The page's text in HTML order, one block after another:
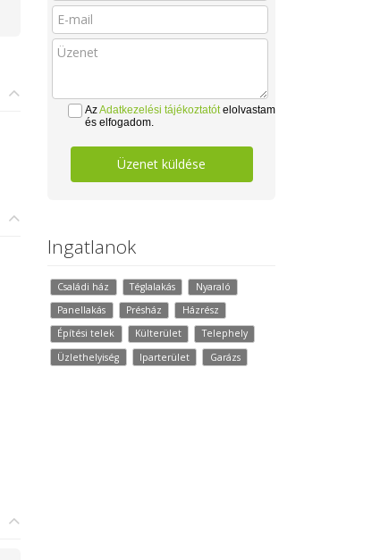
AzAdatkezelési tájékoztatótelolvastam
és elfogadom.
Üzenet küldése
Ingatlanok
Családi ház Téglalakás
Nyaraló
Panellakás
Présház
Házrész
Építési telek
Külterület
Telephely
Üzlethelyiség
Iparterület Garázs